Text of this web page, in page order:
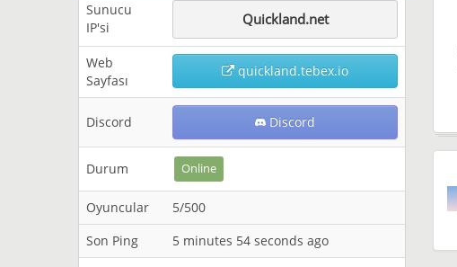
Sunucu
IP'si
Quickland.net
Web
Sayfası
quickland.tebex.io
Discord Discord
Durum Online
Oyuncular
5/500
Son Ping
5 minutes 54 seconds ago